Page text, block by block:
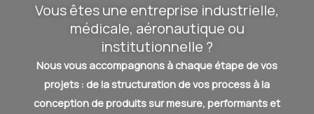
Vous êtes une entreprise industrielle,
médicale, aéronautique ou
institutionnelle ?
Nous vous accompagnons à chaque étape de vos
projets : de la structuration de vos process à la
conception de produits sur mesure, performants et